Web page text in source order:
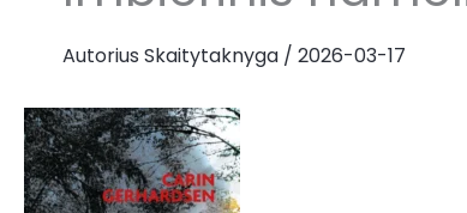
Autorius Skaitytaknyga / 2026-03-17